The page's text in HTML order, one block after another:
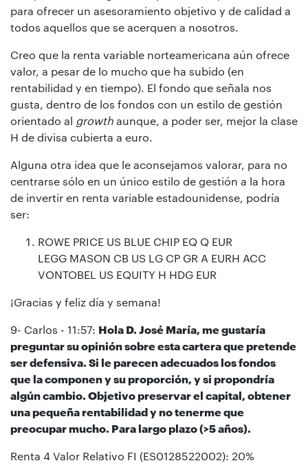
para ofrecer un asesoramiento objetivo y de calidad a
todos aquellos que se acerquen a nosotros.
Creo que la renta variable norteamericana aún ofrece
valor, a pesar de lo mucho que ha subido (en
rentabilidad y en tiempo). El fondo que señala nos
gusta, dentro de los fondos con un estilo de gestión
orientado al growth aunque, a poder ser, mejor la clase
H de divisa cubierta a euro.
Alguna otra idea que le aconsejamos valorar, para no
centrarse sólo en un único estilo de gestión a la hora
de invertir en renta variable estadounidense, podría
ser:
ROWE PRICE US BLUE CHIP EQ Q EUR
LEGG MASON CB US LG CP GR A EURH ACC
VONTOBEL US EQUITY H HDG EUR
¡Gracias y feliz día y semana!
9- Carlos - 11:57: Hola D. José María, me gustaría
preguntar su opinión sobre esta cartera que pretende
ser defensiva. Si le parecen adecuados los fondos
que la componen y su proporción, y si propondría
algún cambio. Objetivo preservar el capital, obtener
una pequeña rentabilidad y no tenerme que
preocupar mucho. Para largo plazo (>5 años).
Renta 4 Valor Relativo FI (ES0128522002): 20%